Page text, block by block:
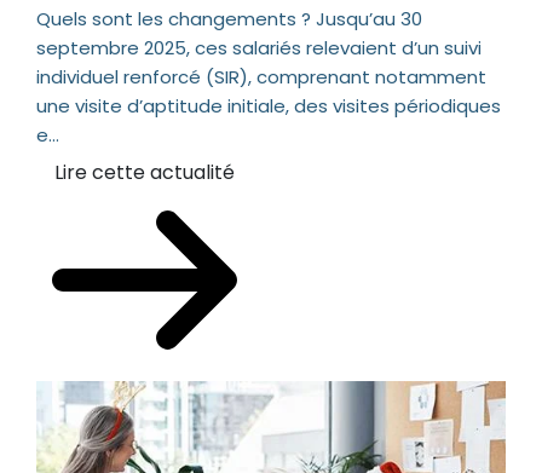
Quels sont les changements ? Jusqu’au 30
septembre 2025, ces salariés relevaient d’un suivi
individuel renforcé (SIR), comprenant notamment
une visite d’aptitude initiale, des visites périodiques
e...
Lire cette actualité